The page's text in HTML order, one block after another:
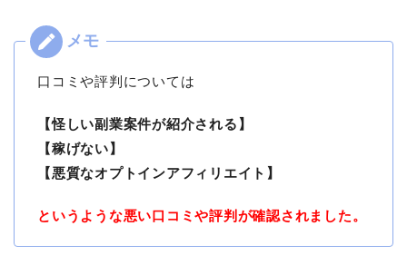
口コミや評判については
【怪しい副業案件が紹介される】
【稼げない】
【悪質なオプトインアフィリエイト】
というような悪い口コミや評判が確認されました。